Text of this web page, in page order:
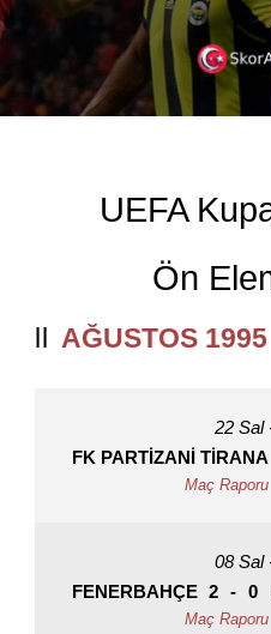
UEFA
Ön
AĞUSTOS 1995
22 Sal
FK PARTIZANI TIRANA
08 Sal
FENERBAHÇE 2 - 0